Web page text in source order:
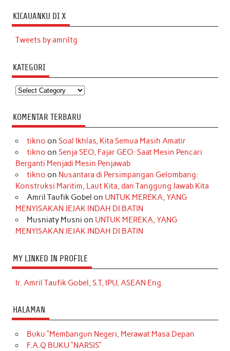
KICAUANKU DI X
Tweets by amriltg
KATEGORI
Kategori
KOMENTAR TERBARU
tikno on Soal Ikhlas, Kita Semua Masih Amatir
tikno on Senja SEO, Fajar GEO: Saat Mesin Pencari
Berganti Menjadi Mesin Penjawab
tikno on Nusantara di Persimpangan Gelombang:
Konstruksi Maritim, Laut Kita, dan Tanggung Jawab Kita
Amril Taufik Gobel on UNTUK MEREKA, YANG
MENYISAKAN JEJAK INDAH DI BATIN
Musniaty Musni on UNTUK MEREKA, YANG
MENYISAKAN JEJAK INDAH DI BATIN
MY LINKED IN PROFILE
Ir. Amril Taufik Gobel, S.T, IPU, ASEAN Eng.
HALAMAN
Buku “Membangun Negeri, Merawat Masa Depan
F.A.Q BUKU “NARSIS”